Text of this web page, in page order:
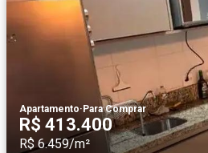
Apartamento· Para Comprar
R$ 413.400
R$ 6.459/m²